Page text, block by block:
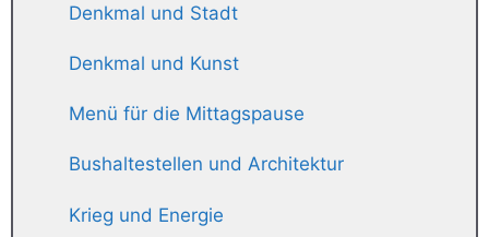
Denkmal und Stadt
Denkmal und Kunst
Menü für die Mittagspause
Bushaltestellen und Architektur
Krieg und Energie